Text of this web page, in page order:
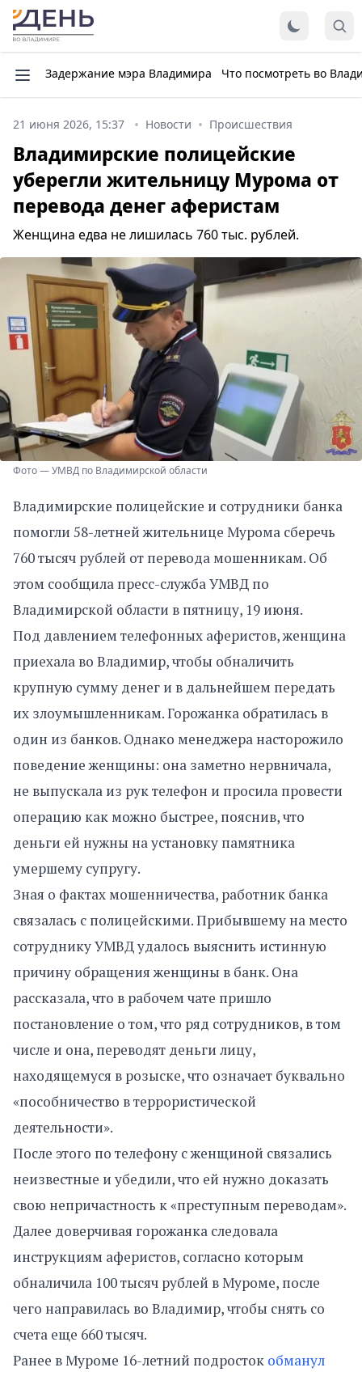
Задержание мэра Владимира Что посмотреть во
21 июня 2026, 15:37 Новости Происшествия
Владимирские полицейские
уберегли жительницу Мурома от
перевода денег аферистам
Женщина едва не лишилась 760 тыс. рублей.
Фото — УМВД по Владимирской области
Владимирские полицейские и сотрудники банка
помогли 58-летней жительнице Мурома сберечь
760 тысяч рублей от перевода мошенникам. Об
этом сообщила пресс-служба УМВД по
Владимирской области в пятницу, 19 июня.
Под давлением телефонных аферистов, женщина
приехала во Владимир, чтобы обналичить
крупную сумму денег и в дальнейшем передать
их злоумышленникам. Горожанка обратилась в
один из банков. Однако менеджера насторожило
поведение женщины: она заметно нервничала,
не выпускала из рук телефон и просила провести
операцию как можно быстрее, пояснив, что
деньги ей нужны на установку памятника
умершему супругу.
Зная о фактах мошенничества, работник банка
связалась с полицейскими. Прибывшему на место
сотруднику УМВД удалось выяснить истинную
причину обращения женщины в банк. Она
рассказала, что в рабочем чате пришло
постановление о том, что ряд сотрудников, в том
числе и она, переводят деньги лицу,
находящемуся в розыске, что означает буквально
«пособничество в террористической
деятельности».
После этого по телефону с женщиной связались
неизвестные и убедили, что ей нужно доказать
свою непричастность к «преступным переводам».
Далее доверчивая горожанка следовала
инструкциям аферистов, согласно которым
обналичила 100 тысяч рублей в Муроме, после
чего направилась во Владимир, чтобы снять со
счета еще 660 тысяч.
Ранее в Муроме 16-летний подросток обманул